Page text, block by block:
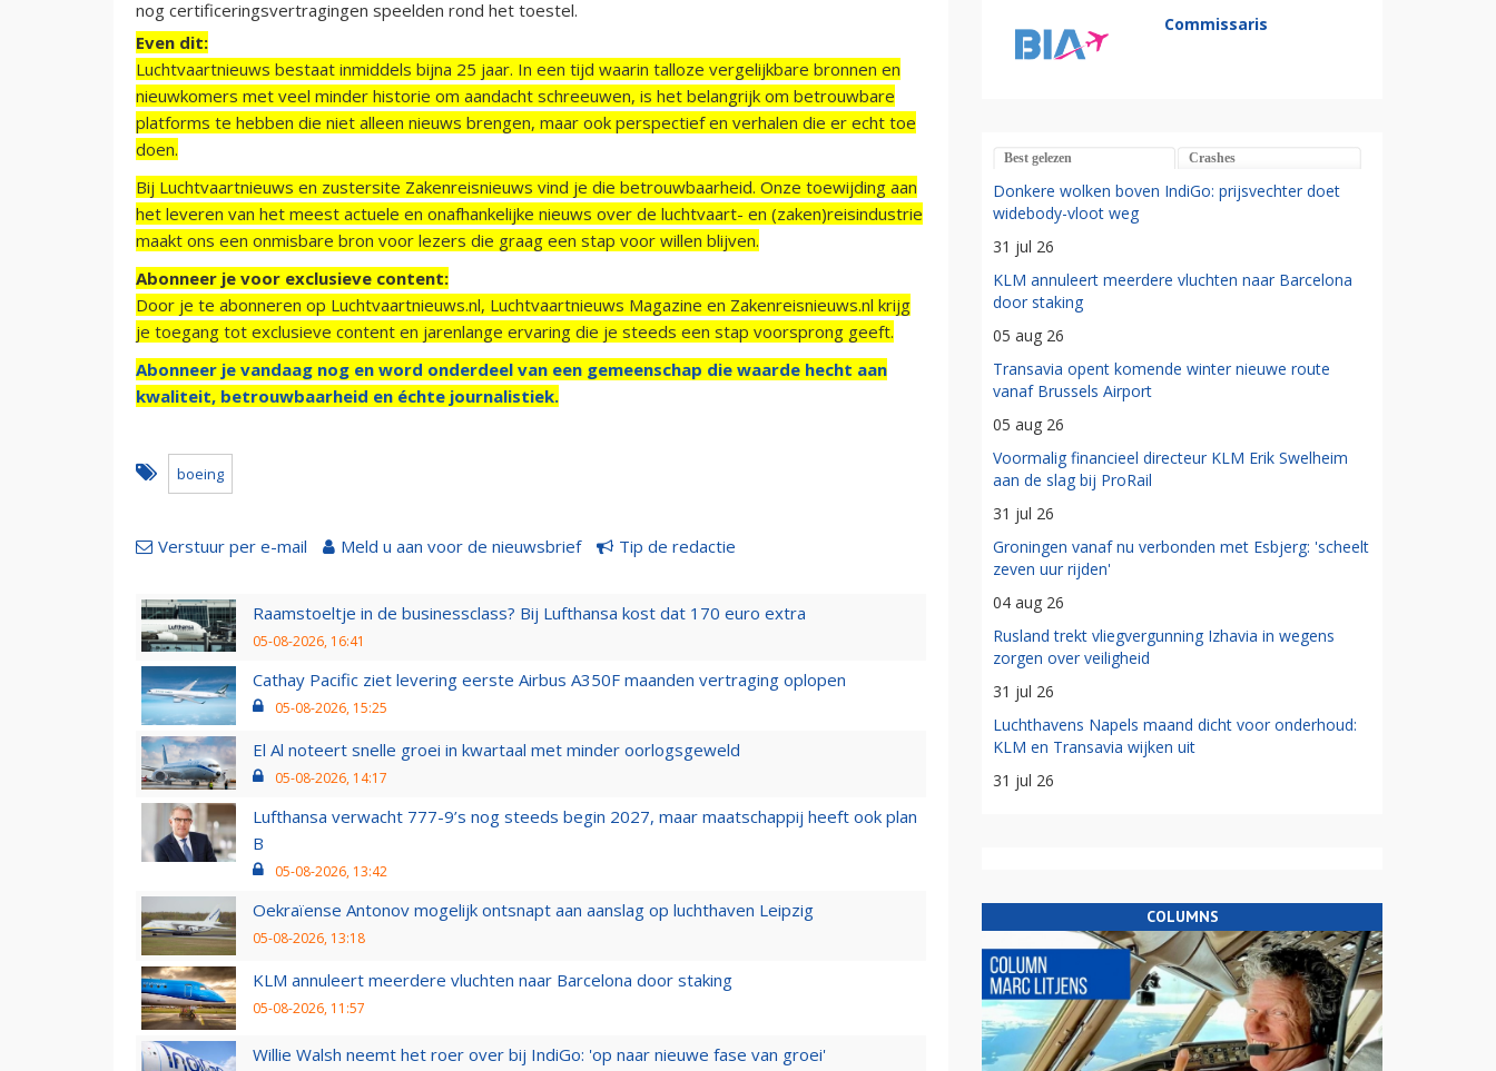
nog certificeringsvertragingen speelden rond het toestel.
Even dit:
Luchtvaartnieuws bestaat inmiddels bijna 25 jaar. In een tijd waarin talloze vergelijkbare bronnen en
nieuwkomers met veel minder historie om aandacht schreeuwen, is het belangrijk om betrouwbare
platforms te hebben die niet alleen nieuws brengen, maar ook perspectief en verhalen die er echt toe
doen.
Bij Luchtvaartnieuws en zustersite Zakenreisnieuws vind je die betrouwbaarheid. Onze toewijding aan
het leveren van het meest actuele en onafhankelijke nieuws over de luchtvaart- en (zaken)reisindustrie
maakt ons een onmisbare bron voor lezers die graag een stap voor willen blijven.
Abonneer je voor exclusieve content:
Door je te abonneren op Luchtvaartnieuws.nl, Luchtvaartnieuws Magazine en Zakenreisnieuws.nl krijg
je toegang tot exclusieve content en jarenlange ervaring die je steeds een stap voorsprong geeft.
Abonneer je vandaag nog en word onderdeel van een gemeenschap die waarde hecht aan
kwaliteit, betrouwbaarheid en échte journalistiek.
boeing
Verstuur per e-mail Meld u aan voor de nieuwsbrief Tip de redactie
Raamstoeltje in de businessclass? Bij Lufthansa kost dat 170 euro extra
05-08-2026, 16:41
Cathay Pacific ziet levering eerste Airbus A350F maanden vertraging oplopen
05-08-2026, 15:25
El Al noteert snelle groei in kwartaal met minder oorlogsgeweld
05-08-2026, 14:17
Lufthansa verwacht 777-9’s nog steeds begin 2027, maar maatschappij heeft ook plan
B
05-08-2026, 13:42
Oekraïense Antonov mogelijk ontsnapt aan aanslag op luchthaven Leipzig
05-08-2026, 13:18
KLM annuleert meerdere vluchten naar Barcelona door staking
05-08-2026, 11:57
Willie Walsh neemt het roer over bij IndiGo: 'op naar nieuwe fase van groei'
Commissaris
Best gelezen Crashes
Donkere wolken boven IndiGo: prijsvechter doet
widebody-vloot weg
31 jul 26
KLM annuleert meerdere vluchten naar Barcelona
door staking
05 aug 26
Transavia opent komende winter nieuwe route
vanaf Brussels Airport
05 aug 26
Voormalig financieel directeur KLM Erik Swelheim
aan de slag bij ProRail
31 jul 26
Groningen vanaf nu verbonden met Esbjerg: 'scheelt
zeven uur rijden'
04 aug 26
Rusland trekt vliegvergunning Izhavia in wegens
zorgen over veiligheid
31 jul 26
Luchthavens Napels maand dicht voor onderhoud:
KLM en Transavia wijken uit
31 jul 26
COLUMNS